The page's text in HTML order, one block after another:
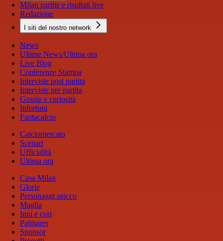
Milan partite e risultati live
Redazione
I siti del nostro network
News
Ultime News/Ultima ora
Live Blog
Conferenze Stampa
Interviste post partita
Interviste pre partita
Gossip e curiosità
Infortuni
Fantacalcio
Calciomercato
Scenari
Ufficialità
Ultima ora
Casa Milan
Glorie
Personaggi spicco
Maglia
Inni e cori
Palmares
Sponsor